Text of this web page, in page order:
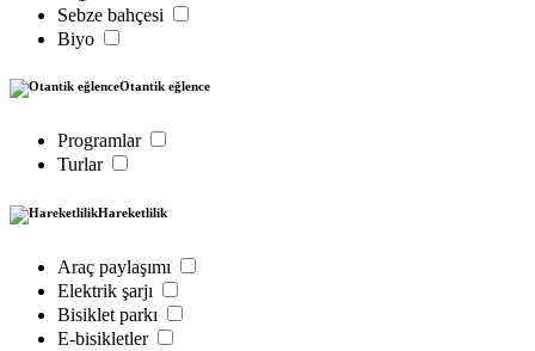
Sebze bahçesi
Biyo
Otantik eğlence
Programlar
Turlar
Hareketlilik
Araç paylaşımı
Elektrik şarjı
Bisiklet parkı
E-bisikletler